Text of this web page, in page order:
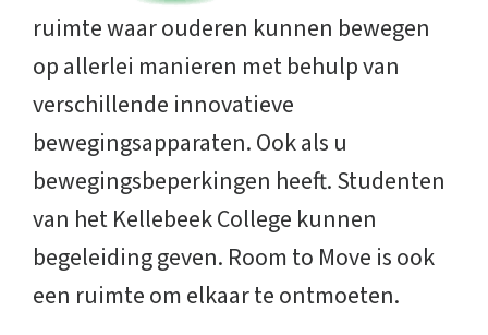
ruimte waar ouderen kunnen bewegen
op allerlei manieren met behulp van
verschillende innovatieve
bewegingsapparaten. Ook als u
bewegingsbeperkingen heeft. Studenten
van het Kellebeek College kunnen
begeleiding geven. Room to Move is ook
een ruimte om elkaar te ontmoeten.